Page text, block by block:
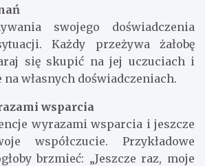
swojego doświadczenia
Każdy przeżywa żałobę
się skupić na jej uczuciach i
na własnych doświadczeniach.
wsparcia
wyrazami wsparcia i jeszcze
współczucie. Przykładowe
brzmieć: „Jeszcze raz, moje